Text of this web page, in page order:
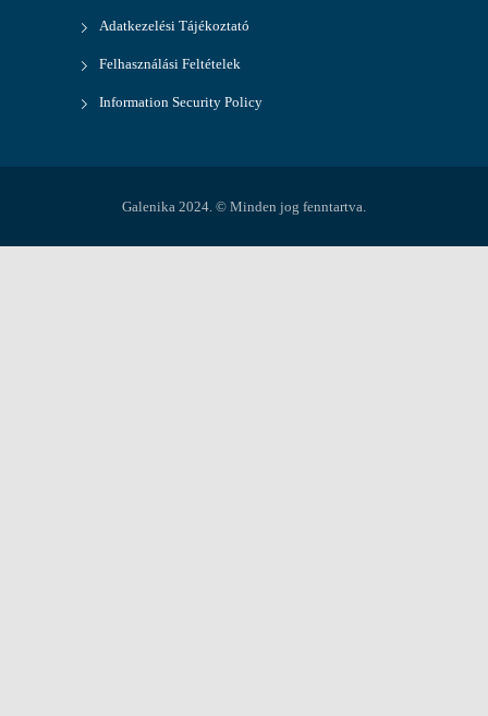
Adatkezelési Tájékoztató
Felhasználási Feltételek
Information Security Policy
Galenika 2024. © Minden jog fenntartva.